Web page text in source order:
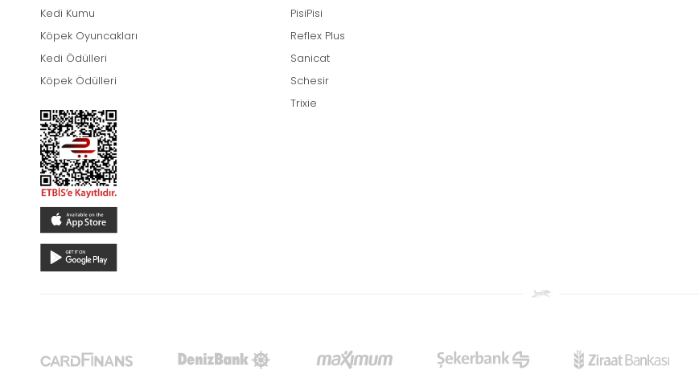
Kedi Kumu
Köpek Oyuncakları
Kedi Ödülleri
Köpek Ödülleri
PisiPisi
Reflex Plus
Sanicat
Schesir
Trixie